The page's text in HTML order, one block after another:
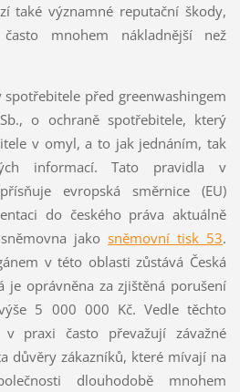
také významné reputační škody,
mnohem nákladnější než
spotřebitele před greenwashingem
o ochraně spotřebitele, který
v omyl, a to jak jednáním, tak
informací. Tato pravidla v
evropská směrnice (EU)
do českého práva aktuálně
sněmovna jakosněmovní tisk 53.
v této oblasti zůstává Česká
je oprávněna za zjištěná porušení
5 000 000 Kč. Vedle těchto
praxi často převažují závažné
důvěry zákazníků, které mívají na
dlouhodobě mnohem